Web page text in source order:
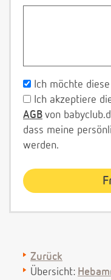
Ich möchte
Ich akzeptiere
AGB von
dass meine
werden.
Zurück
Übersicht: